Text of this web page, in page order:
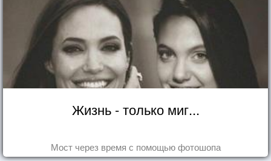
Жизнь - только миг...
Мост через время с помощью фотошопа